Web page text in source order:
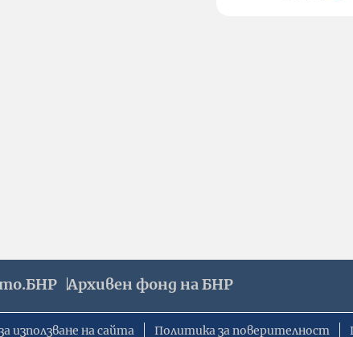
Архивен фонд на БНР
използване на сайта Политика за поверителност